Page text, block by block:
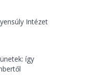
Intézet
így